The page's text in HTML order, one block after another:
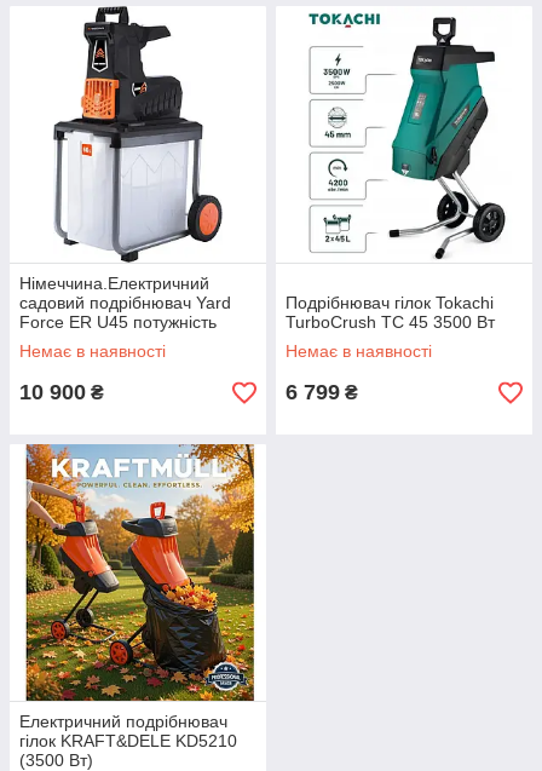
Німеччина.Електричний
садовий подрібнювач Yard
Force ER U45 потужність
2800 Вт
Немає в наявності
10 900 ₴
Подрібнювач гілок Tokachi
TurboCrush TC 45 3500 Вт
Немає в наявності
6 799 ₴
Електричний подрібнювач
гілок KRAFT&DELE KD5210
(3500 Вт)